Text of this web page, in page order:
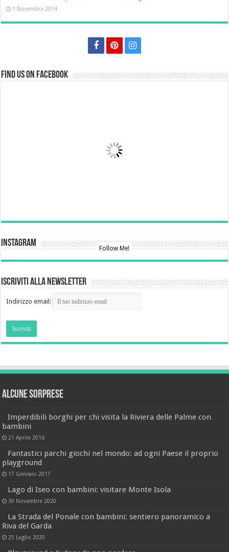
1 Novembre 2014
Find us on Facebook
Instagram Follow Me!
Iscriviti alla newsletter
Indirizzo email:
Alcune sorprese
Imperdibili borghi per chi visita la Riviera delle Palme con
bambini
21 Aprile 2016
Fantastici parchi giochi nel mondo: ad ogni Paese il proprio
playground
17 Gennaio 2017
Lago di Iseo con bambini: visitare Monte Isola
30 Novembre 2020
La Strada del Ponale con bambini: sentiero panoramico a
Riva del Garda
25 Luglio 2020